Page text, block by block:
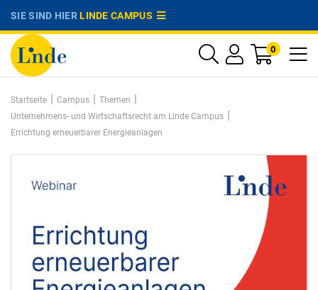
SIE SIND HIERLINDE CAMPUS
0
Startseite | Campus | Themen |
Unternehmens- und Wirtschaftsrecht am Linde Campus |
Errichtung erneuerbarer Energieanlagen